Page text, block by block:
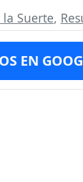
Suerte,
EN